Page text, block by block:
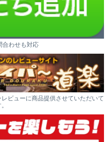
わせも対応
ビューに商品提供させていただいて